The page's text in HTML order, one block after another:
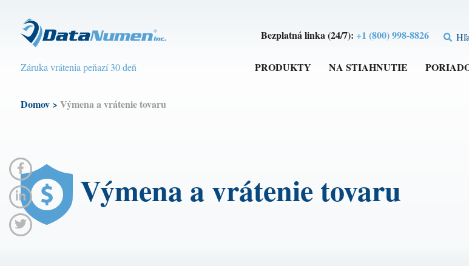
Bezplatná linka (24/7):+1 (800) 998-8826
Záruka vrátenia peňazí 30 deň PRODUKTY NA STIAHNUTIE
Domov> Výmena a vrátenie tovaru
Výmena a vrátenie tovaru